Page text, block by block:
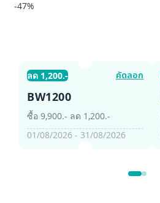
-47%
ลด 1,200.- คัดลอก
BW1200
ซื้อ 9,900.- ลด 1,200.-
01/08/2026 - 31/08/2026